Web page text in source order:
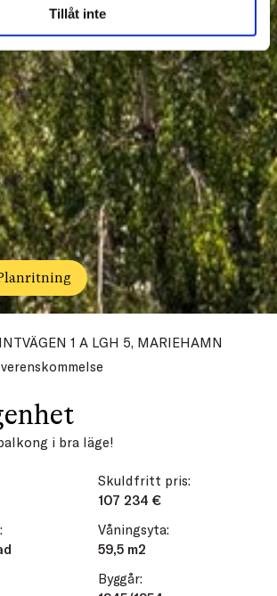
Tillåt inte
1 A LGH 5, MARIEHAMN
i bra läge!
Skuldfritt pris:
107 234 €
Våningsyta:
59,5 m2
Byggår: